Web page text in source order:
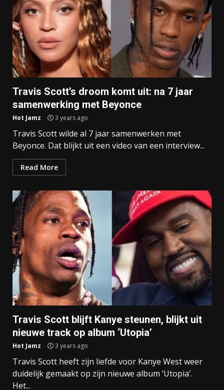
Travis Scott’s droom komt uit: na 7 jaar
samenwerking met Beyonce
Hot Jamz 3 years ago
Travis Scott wilde al 7 jaar samenwerken met
Beyonce. Dat blijkt uit een video van een interview...
Read More
Travis Scott blijft Kanye steunen, blijkt uit
nieuwe track op album ‘Utopia’
Hot Jamz 3 years ago
Travis Scott heeft zijn liefde voor Kanye West weer
duidelijk gemaakt op zijn nieuwe album ‘Utopia’.
Het...